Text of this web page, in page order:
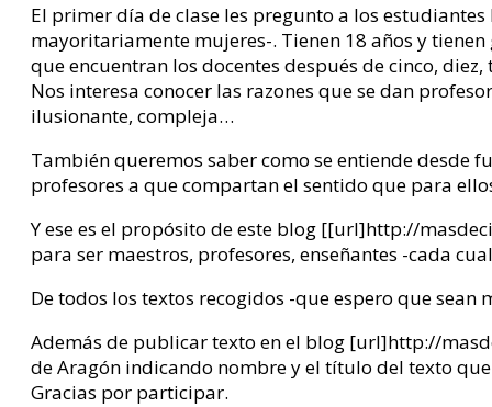
El primer día de clase les pregunto a los
mayoritariamente mujeres-. Tienen 18 años y
que encuentran los docentes después de cinco,
Nos interesa conocer las razones que se dan
ilusionante, compleja…
También queremos saber como se entiende desde
profesores a que compartan el sentido que para
Y ese es el propósito de este blog [[url]http://
para ser maestros, profesores, enseñantes -cada
De todos los textos recogidos -que espero que
Además de publicar texto en el blog [url]http://
de Aragón indicando nombre y el título del texto
Gracias por participar.